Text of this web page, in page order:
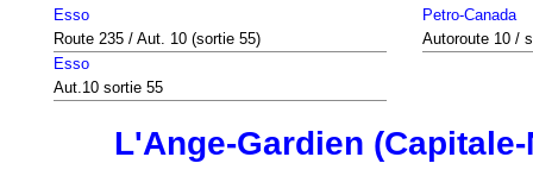
Esso
Route 235 / Aut. 10 (sortie 55)
Petro-Canada
Autoroute 10 /
Esso
Aut.10 sortie 55
L'Ange-Gardien